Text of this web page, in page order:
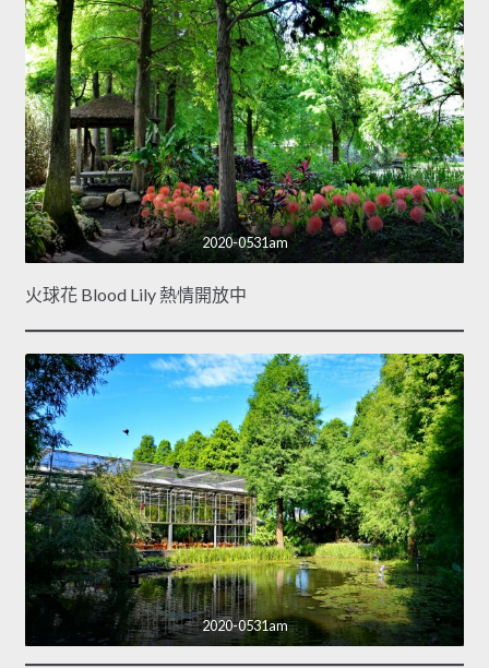
2020-0531am
火球花 Blood Lily 熱情開放中
2020-0531am